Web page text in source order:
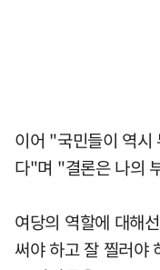
이어 "국민들이 역시
다"며 "결론은 나의
여당의 역할에 대해
써야 하고 잘 찔러야